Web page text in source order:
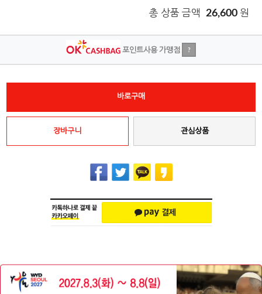
총 상품 금액 26,600 원
포인트사용 가맹점 ?
바로구매
장바구니 관심상품